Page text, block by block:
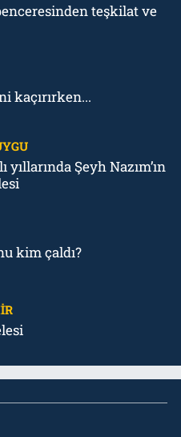
teşkilat ve
kaçırırken...
yıllarında Şeyh Nazım’ın
kim çaldı?